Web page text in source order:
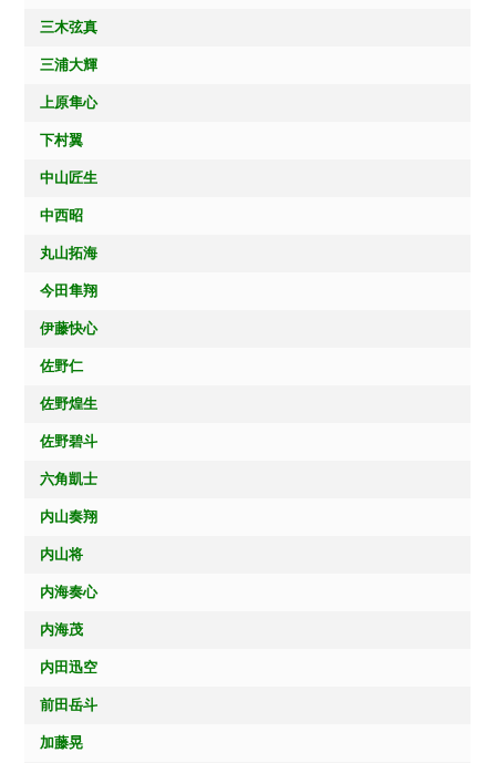
三木弦真
三浦大輝
上原隼心
下村翼
中山匠生
中西昭
丸山拓海
今田隼翔
伊藤快心
佐野仁
佐野煌生
佐野碧斗
六角凱士
内山奏翔
内山将
内海奏心
内海茂
内田迅空
前田岳斗
加藤晃